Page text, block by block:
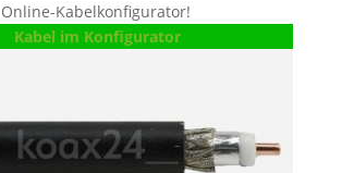
Kabelkonfigurator!
Kabel im Konfigurator